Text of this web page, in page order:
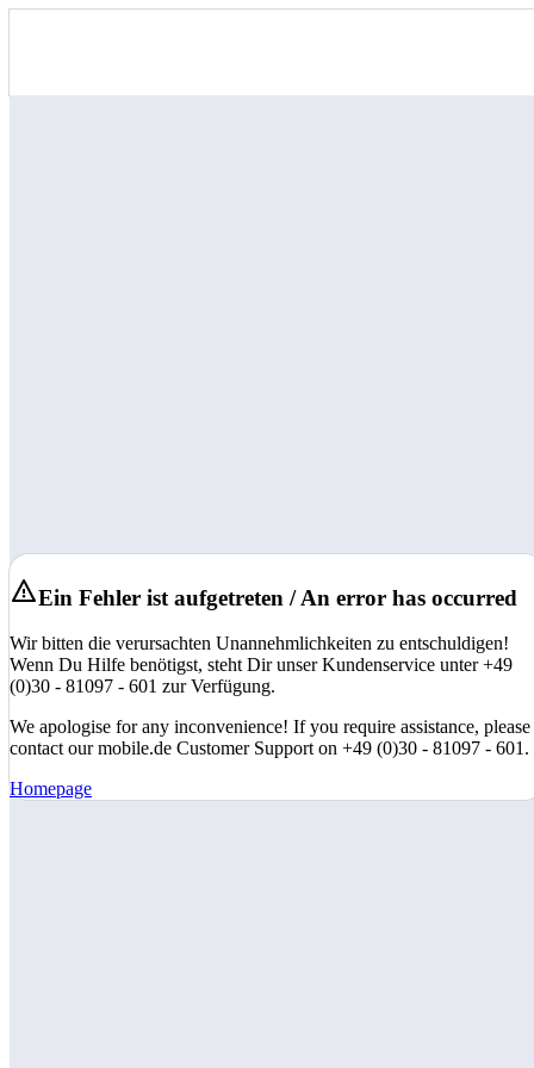
Ein Fehler ist aufgetreten / An error has occurred
Wir bitten die verursachten Unannehmlichkeiten zu entschuldigen!
Wenn Du Hilfe benötigst, steht Dir unser Kundenservice unter +49
(0)30 - 81097 - 601 zur Verfügung.
We apologise for any inconvenience! If you require assistance, please
contact our mobile.de Customer Support on +49 (0)30 - 81097 - 601.
Homepage